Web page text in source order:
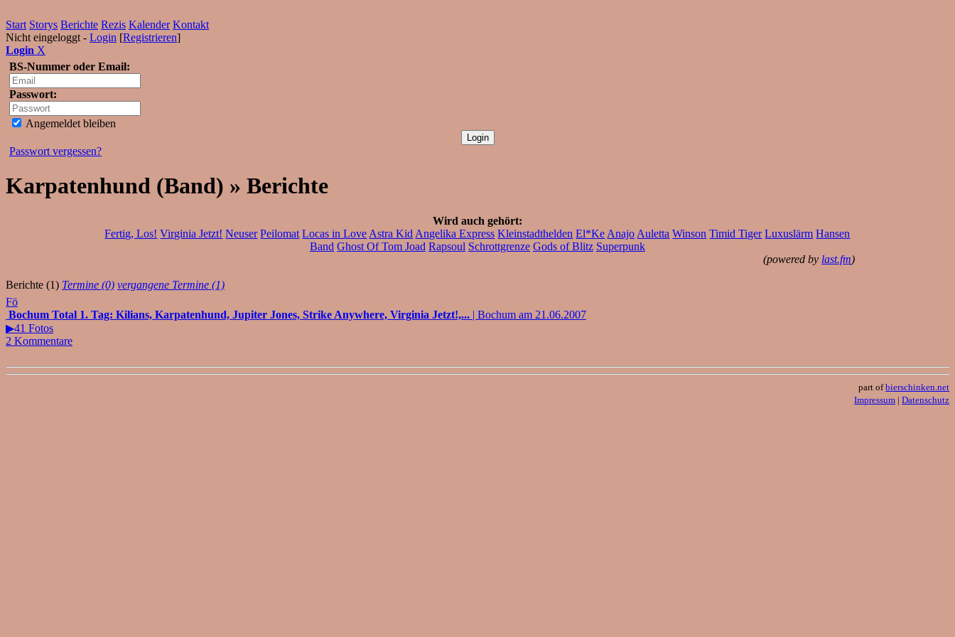
Start Storys Berichte Rezis Kalender Kontakt
Nicht eingeloggt - Login [Registrieren]
Login X
BS-Nummer oder Email:
Passwort:
Angemeldet bleiben
Passwort vergessen?
Karpatenhund (Band) » Berichte
Wird auch gehört:
Fertig, Los! Virginia Jetzt! Neuser Peilomat Locas in Love Astra Kid Angelika Express Kleinstadthelden El*Ke Anajo Auletta Winson Timid Tiger Luxuslärm Hansen
Band Ghost Of Tom Joad Rapsoul Schrottgrenze Gods of Blitz Superpunk
(powered by last.fm)
Berichte (1) Termine (0) vergangene Termine (1)
Fö
Bochum Total 1. Tag: Kilians, Karpatenhund, Jupiter Jones, Strike Anywhere, Virginia Jetzt!,... | Bochum am 21.06.2007
▶41 Fotos
2 Kommentare
part ofbierschinken.net
Impressum | Datenschutz